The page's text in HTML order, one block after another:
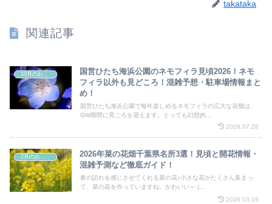
takataka
関連記事
国営ひたち海浜公園のネモフィラ見頃2026！ネモ
フィラ以外も見どころ！混雑予想・駐車場情報まと
め！
国営ひたち海浜公園で毎年楽しめるネモフィラの広大な花畑は、
GW期間に見ごろを迎えます。とっても幻想的...
2026.07.28
2026年菜の花畑千葉県名所3選！見頃と開花情報・
混雑予測など徹底ガイド！
春の訪れを感じさせてくれる菜の花♪小さな花がたくさん集まっ
て、菜の花を作っていますね。かわいい～ (...
2026.03.16